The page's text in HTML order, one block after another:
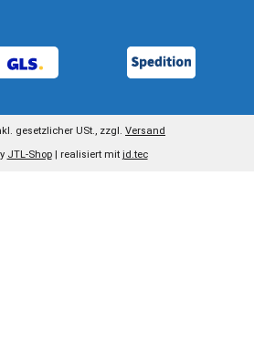
gesetzlicher USt., zzgl. Versand
JTL-Shop | realisiert mit jd.tec